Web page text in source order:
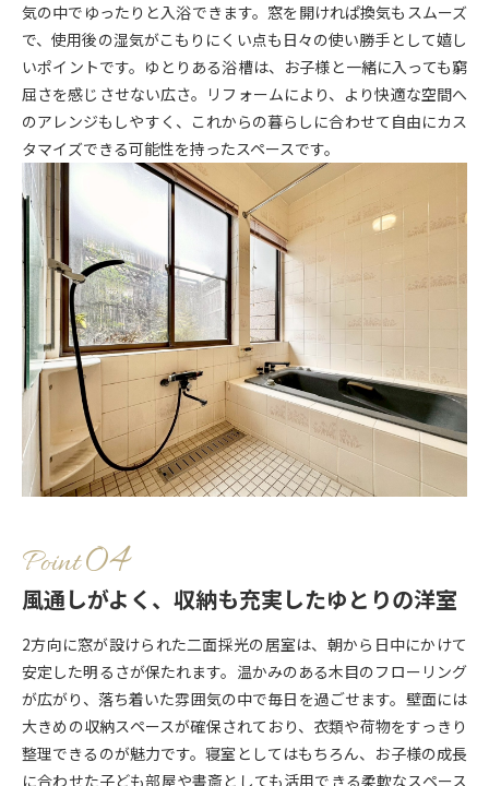
気の中でゆったりと入浴できます。窓を開けれぱ換気もスムーズ
で、使用後の湿気がこもりにくい点も日々の使い勝手として嬉し
いポイントです。ゆとりある浴槽は、お子様と一緒に入っても窮
屈さを感じさせない広さ。リフォームにより、より快適な空間へ
のアレンジもしやすく、これからの暮らしに合わせて自由にカス
タマイズできる可能性を持ったスペースです。
Point
風通しがよく、収納も充実したゆとりの洋室
2方向に窓が設けられた二面採光の居室は、朝から日中にかけて
安定した明るさが保たれます。温かみのある木目のフローリング
が広がり、落ち着いた雰囲気の中で毎日を過ごせます。壁面には
大きめの収納スペースが確保されており、衣類や荷物をすっきり
整理できるのが魅力です。寝室としてはもちろん、お子様の成長
に合わせた子ども部屋や書斎としても活用できる柔軟なスペース